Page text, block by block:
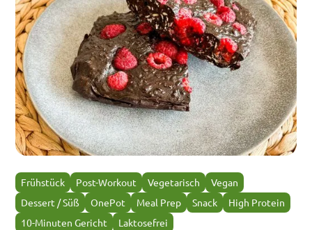
Frühstück Post-Workout Vegetarisch
Vegan
Dessert / Süß
OnePot Meal Prep Snack
High Protein
10-Minuten Gericht
Laktosefrei